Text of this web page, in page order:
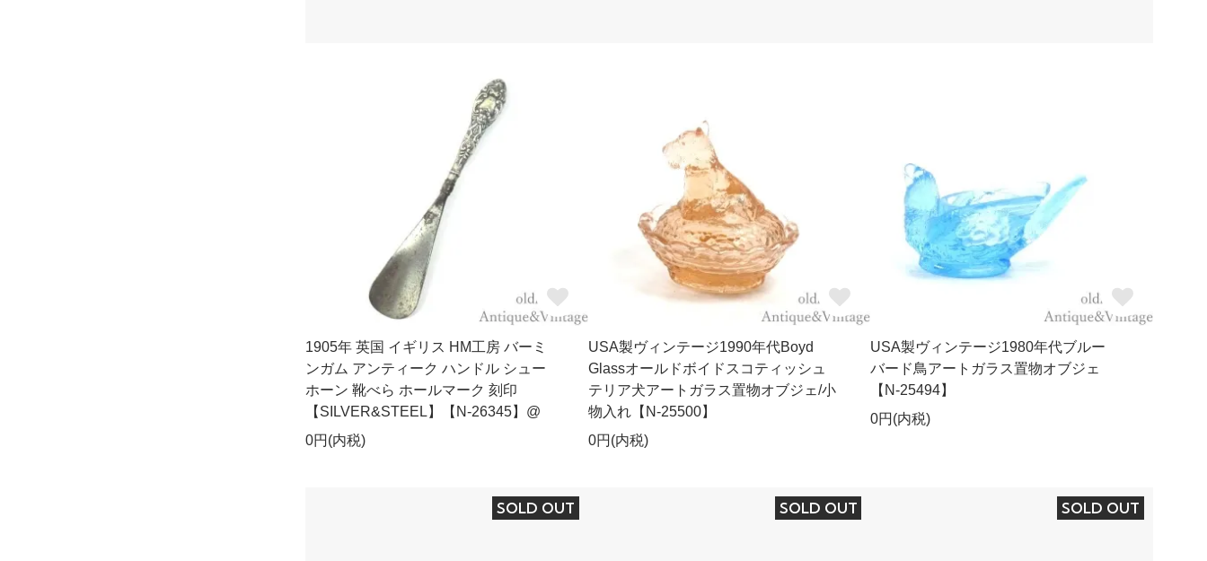
1905年 英国 イギリス HM工房 バーミ
ンガム アンティーク ハンドル シュー
ホーン 靴べら ホールマーク 刻印
【SILVER&STEEL】【N-26345】@
0円(内税)
USA製ヴィンテージ1990年代Boyd
Glassオールドボイドスコティッシュ
テリア犬アートガラス置物オブジェ/小
物入れ【N-25500】
0円(内税)
USA製ヴィンテージ1980年代ブルー
バード鳥アートガラス置物オブジェ
【N-25494】
0円(内税)
SOLD OUT SOLD OUT SOLD OUT